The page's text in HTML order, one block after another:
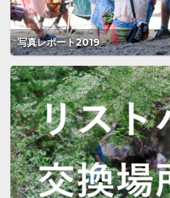
写真レポート2019